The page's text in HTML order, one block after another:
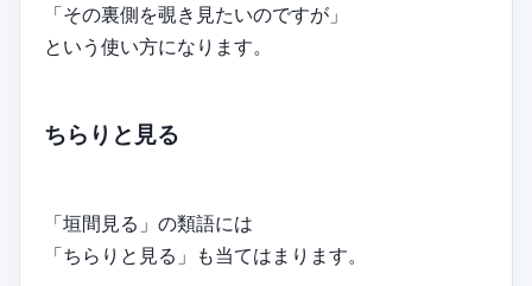
「その裏側を覗き見たいのですが」
という使い方になります。
ちらりと見る
「垣間見る」の類語には
「ちらりと見る」も当てはまります。